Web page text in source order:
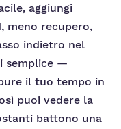
aggiungi
meno recupero,
indietro nel
semplice —
il tuo tempo in
puoi vedere la
battono una